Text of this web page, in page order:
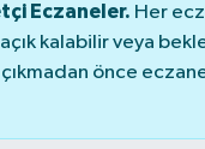
Eczaneler. Her
kalabilir veya
önce